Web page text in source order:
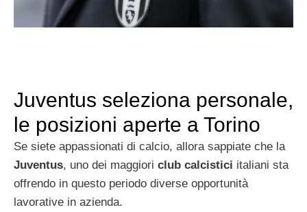
Juventus seleziona personale,
le posizioni aperte a Torino
Se siete appassionati di calcio, allora sappiate che la
Juventus, uno dei maggiori club calcistici italiani sta
offrendo in questo periodo diverse opportunità
lavorative in azienda.